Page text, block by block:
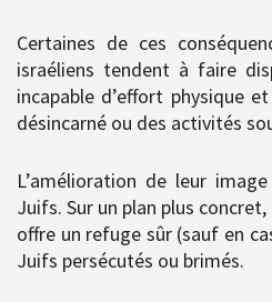
Certaines de ces
israéliens tendent à faire
incapable d’effort physique
désincarné ou des activités
L’amélioration de leur
Juifs. Sur un plan plus concret,
offre un refuge sûr (sauf en
Juifs persécutés ou brimés.